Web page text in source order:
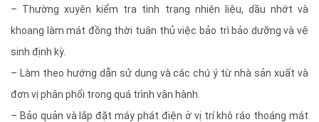
– Thường xuyên kiểm tra tình trạng nhiên liệu, dầu nhớt và
khoang làm mát đồng thời tuân thủ việc bảo trì bảo dưỡng và vệ
sinh định kỳ.
– Làm theo hướng dẫn sử dụng và các chú ý từ nhà sản xuất và
đơn vị phân phối trong quá trình vận hành.
– Bảo quản và lắp đặt máy phát điện ở vị trí khô ráo thoáng mát